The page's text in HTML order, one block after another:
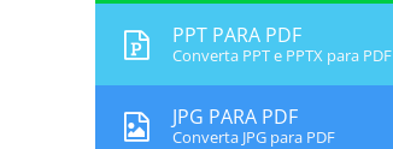
PPT PARA PDF
Converta PPT e PPTX para PDF
JPG PARA PDF
Converta JPG para PDF